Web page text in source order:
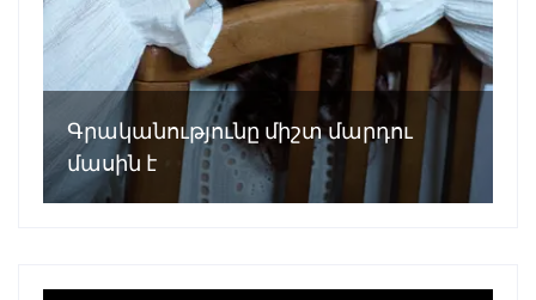
Գրականությունը միշտ մարդու
մասին է